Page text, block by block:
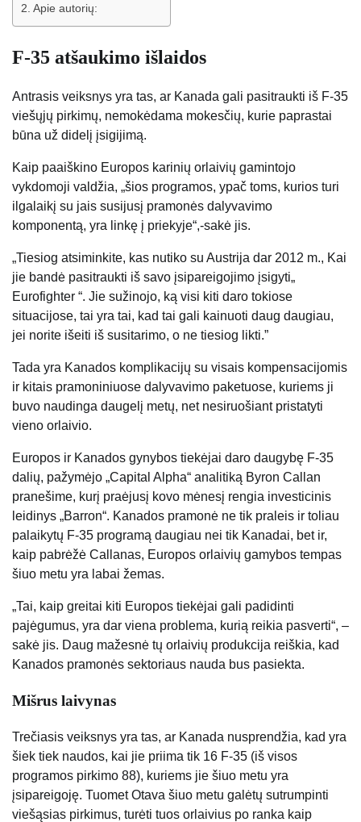
Apie autorių:
F-35 atšaukimo išlaidos
Antrasis veiksnys yra tas, ar Kanada gali pasitraukti iš F-35
viešųjų pirkimų, nemokėdama mokesčių, kurie paprastai
būna už didelį įsigijimą.
Kaip paaiškino Europos karinių orlaivių gamintojo
vykdomoji valdžia, „šios programos, ypač toms, kurios turi
ilgalaikį su jais susijusį pramonės dalyvavimo
komponentą, yra linkę į priekyje“,-sakė jis.
„Tiesiog atsiminkite, kas nutiko su Austrija dar 2012 m., Kai
jie bandė pasitraukti iš savo įsipareigojimo įsigyti„
Eurofighter “. Jie sužinojo, ką visi kiti daro tokiose
situacijose, tai yra tai, kad tai gali kainuoti daug daugiau,
jei norite išeiti iš susitarimo, o ne tiesiog likti.”
Tada yra Kanados komplikacijų su visais kompensacijomis
ir kitais pramoniniuose dalyvavimo paketuose, kuriems ji
buvo naudinga daugelį metų, net nesiruošiant pristatyti
vieno orlaivio.
Europos ir Kanados gynybos tiekėjai daro daugybę F-35
dalių, pažymėjo „Capital Alpha“ analitiką Byron Callan
pranešime, kurį praėjusį kovo mėnesį rengia investicinis
leidinys „Barron“. Kanados pramonė ne tik praleis ir toliau
palaikytų F-35 programą daugiau nei tik Kanadai, bet ir,
kaip pabrėžė Callanas, Europos orlaivių gamybos tempas
šiuo metu yra labai žemas.
„Tai, kaip greitai kiti Europos tiekėjai gali padidinti
pajėgumus, yra dar viena problema, kurią reikia pasverti“, –
sakė jis. Daug mažesnė tų orlaivių produkcija reiškia, kad
Kanados pramonės sektoriaus nauda bus pasiekta.
Mišrus laivynas
Trečiasis veiksnys yra tas, ar Kanada nusprendžia, kad yra
šiek tiek naudos, kai jie priima tik 16 F-35 (iš visos
programos pirkimo 88), kuriems jie šiuo metu yra
įsipareigoję. Tuomet Otava šiuo metu galėtų sutrumpinti
viešąsias pirkimus, turėti tuos orlaivius po ranka kaip